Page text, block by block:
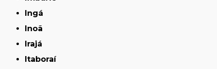
Ingá
Inoã
Irajá
Itaboraí